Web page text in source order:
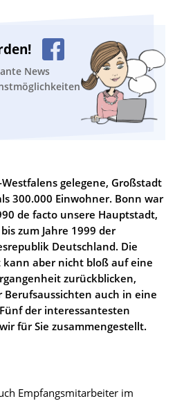
News
gelegene, Großstadt
300.000 Einwohner. Bonn war
de facto unsere Hauptstadt,
zum Jahre 1999 der
Deutschland. Die
kann aber nicht bloß auf eine
zurückblicken,
auch in eine
der interessantesten
für Sie zusammengestellt.
Empfangsmitarbeiter im